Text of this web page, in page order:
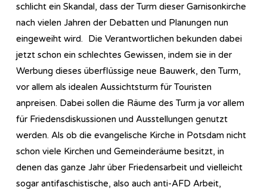
schlicht ein Skandal, dass der Turm dieser Garnisonkirche
nach vielen Jahren der Debatten und Planungen nun
eingeweiht wird. Die Verantwortlichen bekunden dabei
jetzt schon ein schlechtes Gewissen, indem sie in der
Werbung dieses überflüssige neue Bauwerk, den Turm,
vor allem als idealen Aussichtsturm für Touristen
anpreisen. Dabei sollen die Räume des Turm ja vor allem
für Friedensdiskussionen und Ausstellungen genutzt
werden. Als ob die evangelische Kirche in Potsdam nicht
schon viele Kirchen und Gemeinderäume besitzt, in
denen das ganze Jahr über Friedensarbeit und vielleicht
sogar antifaschistische, also auch anti-AFD Arbeit,